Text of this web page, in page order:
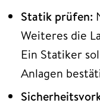
Statik prüfen:
Weiteres die
Ein Statiker
Anlagen